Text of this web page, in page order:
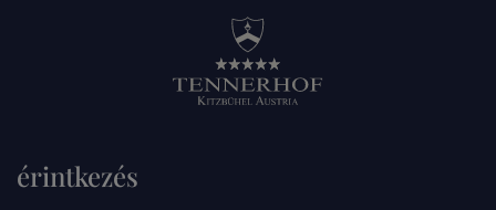
érintkezés